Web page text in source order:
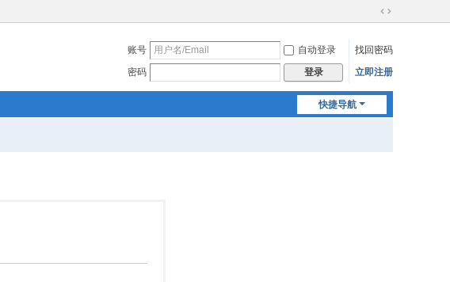
切
到
宽
账号 自动登录
找回密码
密码
登录 立即注册
快捷导航